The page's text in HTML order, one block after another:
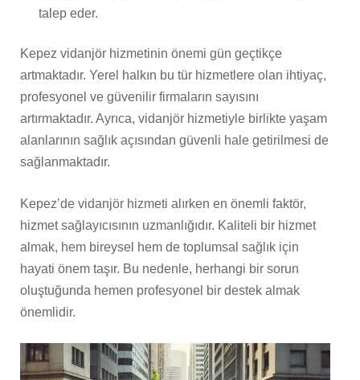
talep eder.
Kepez vidanjör hizmetinin önemi gün geçtikçe
artmaktadır. Yerel halkın bu tür hizmetlere olan ihtiyaç,
profesyonel ve güvenilir firmaların sayısını
artırmaktadır. Ayrıca, vidanjör hizmetiyle birlikte yaşam
alanlarının sağlık açısından güvenli hale getirilmesi de
sağlanmaktadır.
Kepez’de vidanjör hizmeti alırken en önemli faktör,
hizmet sağlayıcısının uzmanlığıdır. Kaliteli bir hizmet
almak, hem bireysel hem de toplumsal sağlık için
hayati önem taşır. Bu nedenle, herhangi bir sorun
oluştuğunda hemen profesyonel bir destek almak
önemlidir.